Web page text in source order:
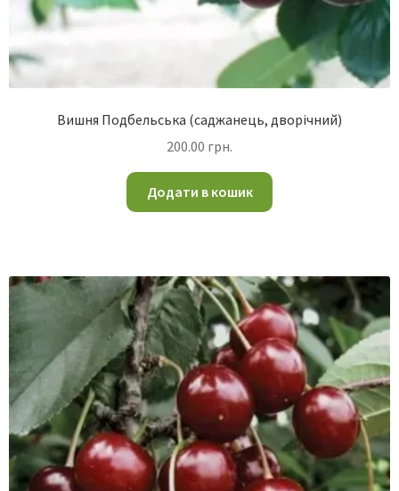
Вишня Подбельська (саджанець, дворічний)
200.00 грн.
Додати в кошик